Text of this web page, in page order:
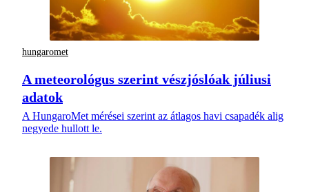
hungaromet
A meteorológus szerint vészjóslóak júliusi
adatok
A HungaroMet mérései szerint az átlagos havi csapadék alig
negyede hullott le.